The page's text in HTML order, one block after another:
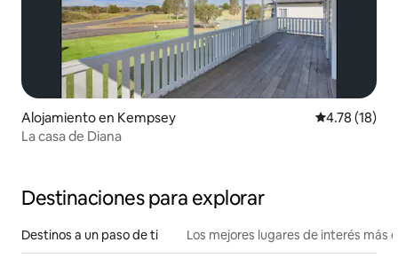
Alojamiento en Kempsey Calificación
4.78 (18)
La casa de Diana
Destinaciones para explorar
Destinos a un paso de ti Los mejores lugares de interés más